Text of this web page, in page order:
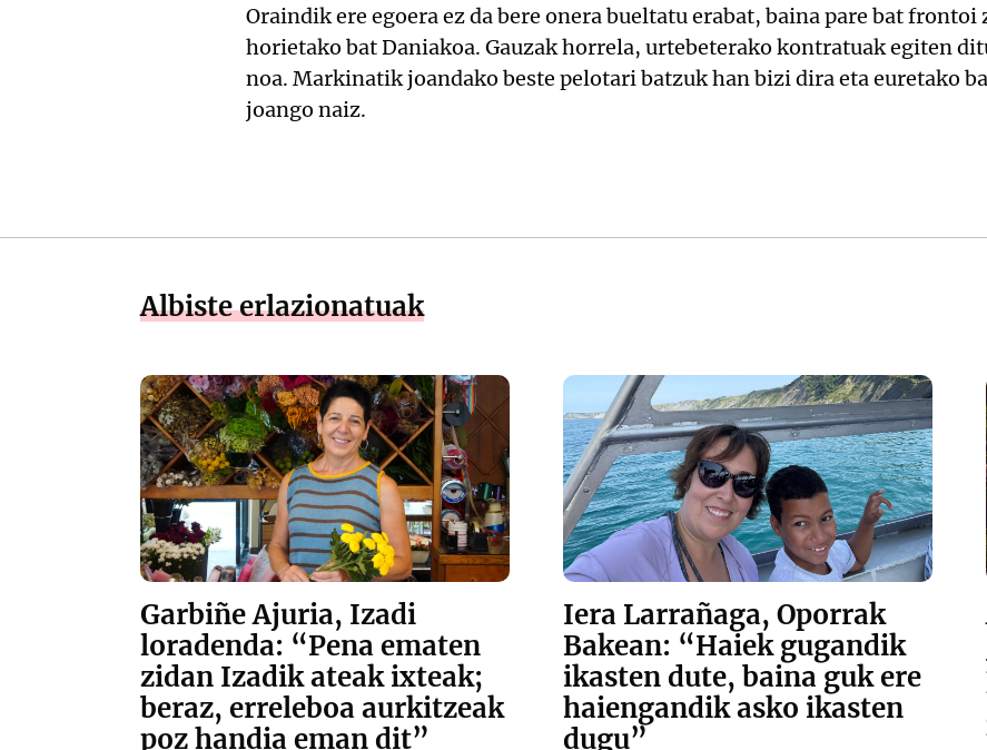
Oraindik ere egoera ez da bere onera bueltatu erabat, baina pare bat
horietako bat Daniakoa. Gauzak horrela, urtebeterako kontratuak egiten
noa. Markinatik joandako beste pelotari batzuk han bizi dira eta euretako
joango naiz.
Albiste erlazionatuak
Garbiñe Ajuria, Izadi
loradenda: “Pena ematen
zidan Izadik ateak ixteak;
beraz, erreleboa aurkitzeak
poz handia eman dit”
Iera Larrañaga, Oporrak
Bakean: “Haiek gugandik
ikasten dute, baina guk ere
haiengandik asko ikasten
dugu”